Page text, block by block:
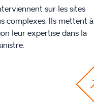
sur les sites
complexes. Ils mettent à
leur expertise dans la